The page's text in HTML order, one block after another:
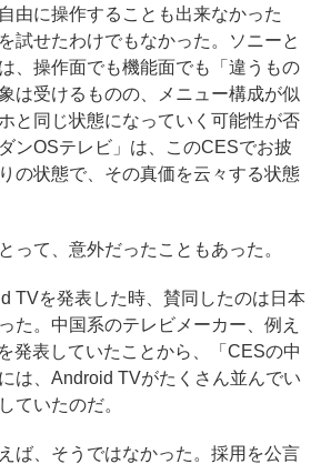
由に操作することも出来なかった
試せたわけでもなかった。ソニーと
、操作面でも機能面でも「違うもの
は受けるものの、メニュー構成が似
と同じ状態になっていく可能性が否
ンOSテレビ」は、このCESでお披
の状態で、その真価を云々する状態
って、意外だったこともあった。
TVを発表した時、賛同したのは日本
た。中国系のテレビメーカー、例え
発表していたことから、「CESの中
は、Android TVがたくさん並んでい
ていたのだ。
ば、そうではなかった。採用を公言